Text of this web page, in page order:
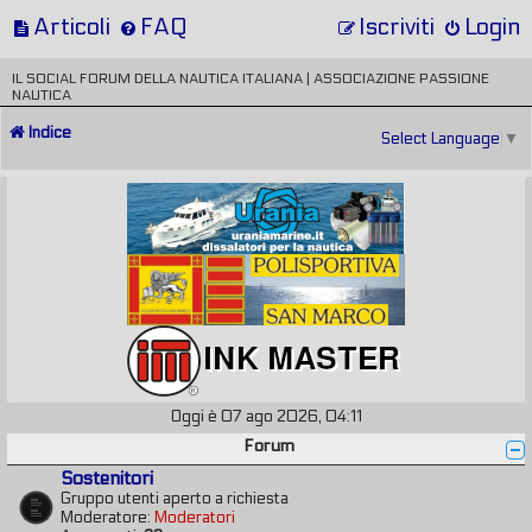
Articoli FAQ Login
Iscriviti
IL SOCIAL FORUM DELLA NAUTICA ITALIANA | ASSOCIAZIONE PASSIONE
NAUTICA
Indice Select Language ▼
Oggi è 07 ago 2026, 04:11
Forum
Sostenitori
Gruppo utenti aperto a richiesta
Moderatore: Moderatori